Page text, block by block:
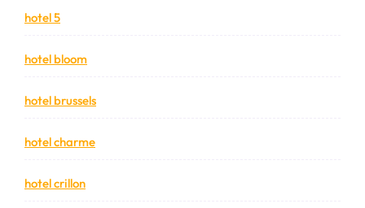
hotel 5
hotel bloom
hotel brussels
hotel charme
hotel crillon